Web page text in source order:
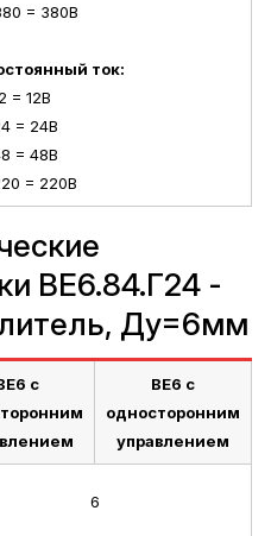
= 380В
ток:
= 12В
= 24В
= 48В
= 220В
ВЕ6.84.Г24 -
Ду=6мм
с
ВЕ6 с
односторонним
управлением
6